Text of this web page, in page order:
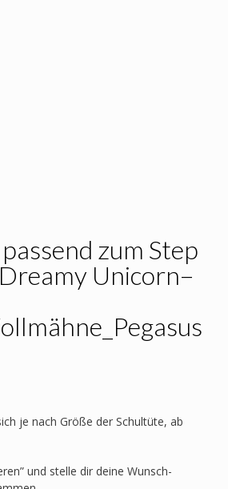
zum Step
Unicorn–
je nach Größe der Schultüte, ab
und stelle dir deine Wunsch-